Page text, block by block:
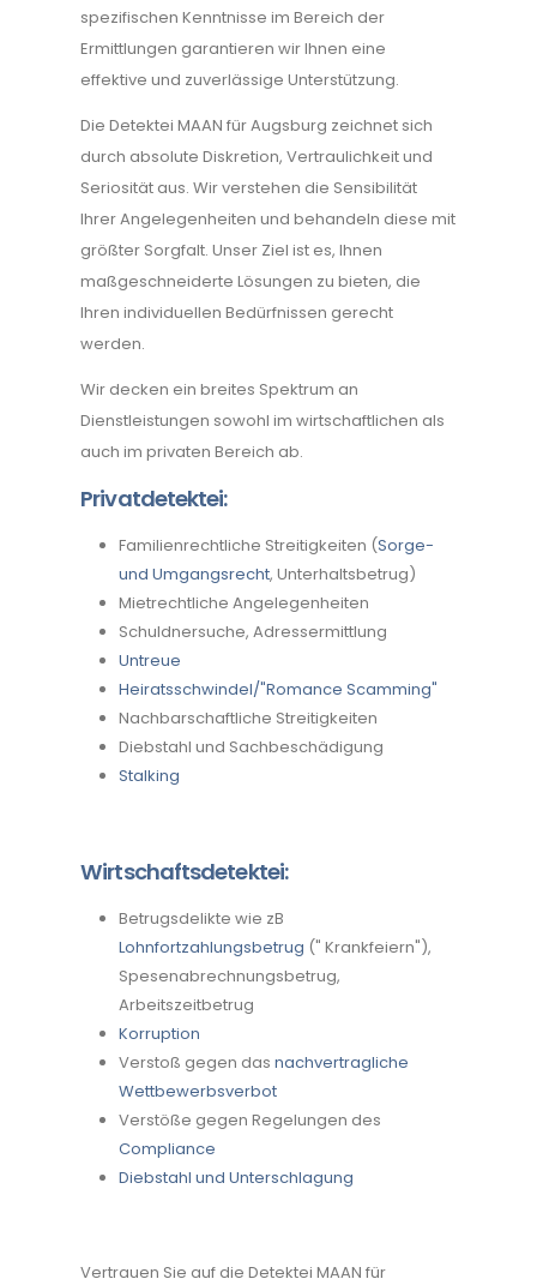
spezifischen Kenntnisse im Bereich der
Ermittlungen garantieren wir Ihnen eine
effektive und zuverlässige Unterstützung.
Die Detektei MAAN für Augsburg zeichnet sich
durch absolute Diskretion, Vertraulichkeit und
Seriosität aus. Wir verstehen die Sensibilität
Ihrer Angelegenheiten und behandeln diese mit
größter Sorgfalt. Unser Ziel ist es, Ihnen
maßgeschneiderte Lösungen zu bieten, die
Ihren individuellen Bedürfnissen gerecht
werden.
Wir decken ein breites Spektrum an
Dienstleistungen sowohl im wirtschaftlichen als
auch im privaten Bereich ab.
Privatdetektei:
Familienrechtliche Streitigkeiten (Sorge-
und Umgangsrecht, Unterhaltsbetrug)
Mietrechtliche Angelegenheiten
Schuldnersuche, Adressermittlung
Untreue
Heiratsschwindel/"Romance Scamming"
Nachbarschaftliche Streitigkeiten
Diebstahl und Sachbeschädigung
Stalking
Wirtschaftsdetektei:
Betrugsdelikte wie zB
Lohnfortzahlungsbetrug (" Krankfeiern"),
Spesenabrechnungsbetrug,
Arbeitszeitbetrug
Korruption
Verstoß gegen dasnachvertragliche
Wettbewerbsverbot
Verstöße gegen Regelungen des
Compliance
Diebstahl und Unterschlagung
Vertrauen Sie auf die Detektei MAAN für